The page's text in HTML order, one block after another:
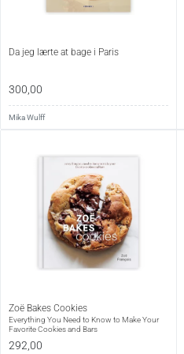
Type
Da jeg lærte at bage i Paris
300,00
Mika Wulff
Zoë Bakes Cookies
Everything You Need to Know to Make Your
Favorite Cookies and Bars
292,00